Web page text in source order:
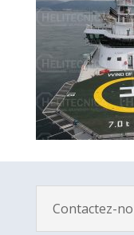
Contactez-